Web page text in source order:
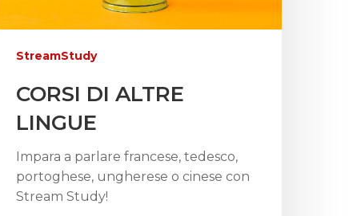
StreamStudy
CORSI DI ALTRE
LINGUE
Impara a parlare francese, tedesco,
portoghese, ungherese o cinese con
Stream Study!